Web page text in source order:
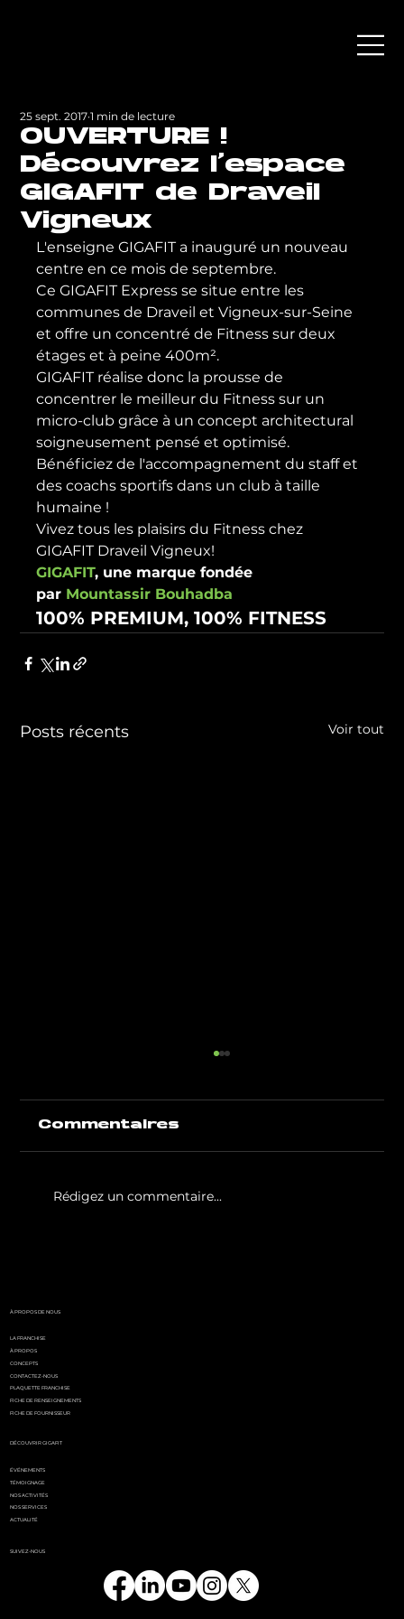
OUVERTURE !
Découvrez l'espace
GIGAFIT de Draveil
Vigneux
25 sept. 2017 1 min de lecture
L'enseigne GIGAFIT a inauguré un nouveau
centre en ce mois de septembre.
Ce GIGAFIT Express se situe entre les
communes de Draveil et Vigneux-sur-Seine
et offre un concentré de Fitness sur deux
étages et à peine 400m².
GIGAFIT réalise donc la prousse de
concentrer le meilleur du Fitness sur un
micro-club grâce à un concept architectural
soigneusement pensé et optimisé.
Bénéficiez de l'accompagnement du staff et
des coachs sportifs dans un club à taille
humaine !
Vivez tous les plaisirs du Fitness chez
GIGAFIT Draveil Vigneux!
GIGAFIT, une marque fondée
par Mountassir Bouhadba
100% PREMIUM, 100% FITNESS
Posts récents Voir tout
Commentaires
Rédigez un commentaire...
DÉCOUVRIR GIGAFIT
ÉVÉNEMENTS
TÉMOIGNAGE
NOS ACTIVITÉS
NOS SERVICES
ACTUALITÉ
À PROPOS DE NOUS
LA FRANCHISE
À PROPOS
CONCEPTS
CONTACTEZ-NOUS
PLAQUETTE FRANCHISE
FICHE DE RENSEIGNEMENTS
FICHE DE FOURNISSEUR
SUIVEZ-NOUS